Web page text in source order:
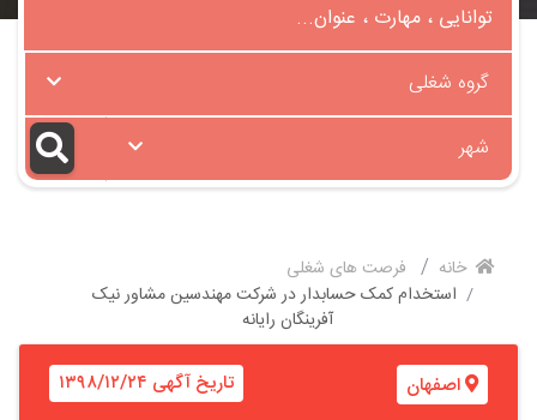
گروه شغلی
شهر
خانه
فرصت های شغلی
استخدام کمک حسابدار در شرکت مهندسین مشاور نیک
آفرینگان رایانه
اصفهان تاریخ آگهی ۱۳۹۸/۱۲/۲۴